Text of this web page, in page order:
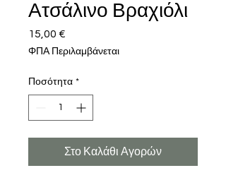
Ατσάλινο Βραχιόλι
15,00 €
ΦΠΑ Περιλαμβάνεται
Ποσότητα *
Στο Καλάθι Αγορών